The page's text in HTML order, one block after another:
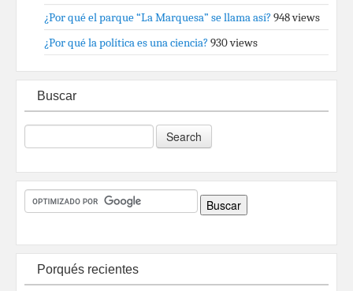
¿Por qué el parque “La Marquesa” se llama así? 948 views
¿Por qué la política es una ciencia? 930 views
Buscar
Porqués recientes